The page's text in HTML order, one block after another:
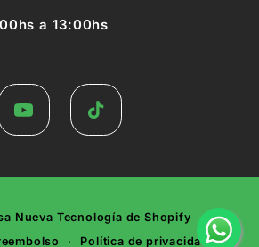
a 13:00hs
YouTube TikTok
Nueva Tecnología de Shopify
Política de privacidad